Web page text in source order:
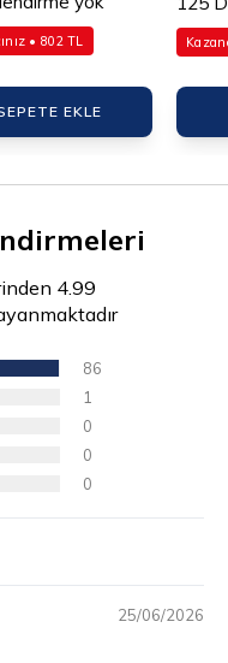
• 802 TL
EKLE
4.99
86
1
0
0
0
25/06/2026